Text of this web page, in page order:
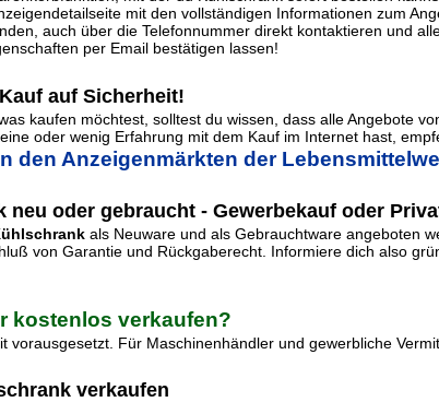
mit den vollständigen Informationen zum
auch über die Telefonnummer direkt kontaktieren und
per Email bestätigen lassen!
auf Sicherheit!
kaufen möchtest, solltest du wissen, dass alle Angebote
oder wenig Erfahrung mit dem Kauf im Internet hast,
den Anzeigenmärkten der
neu oder gebraucht - Gewerbekauf oder
als Neuware und als Gebrauchtware angeboten
von Garantie und Rückgaberecht. Informiere dich also
kostenlos verkaufen?
vorausgesetzt. Für Maschinenhändler und gewerbliche
verkaufen